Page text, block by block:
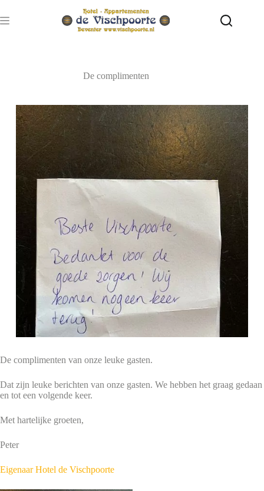
naar
de
De complimenten
De complimenten van onze leuke gasten.
Dat zijn leuke berichten van onze gasten. We hebben het graag gedaan
en tot een volgende keer.
Met hartelijke groeten,
Peter
Eigenaar Hotel de Vischpoorte